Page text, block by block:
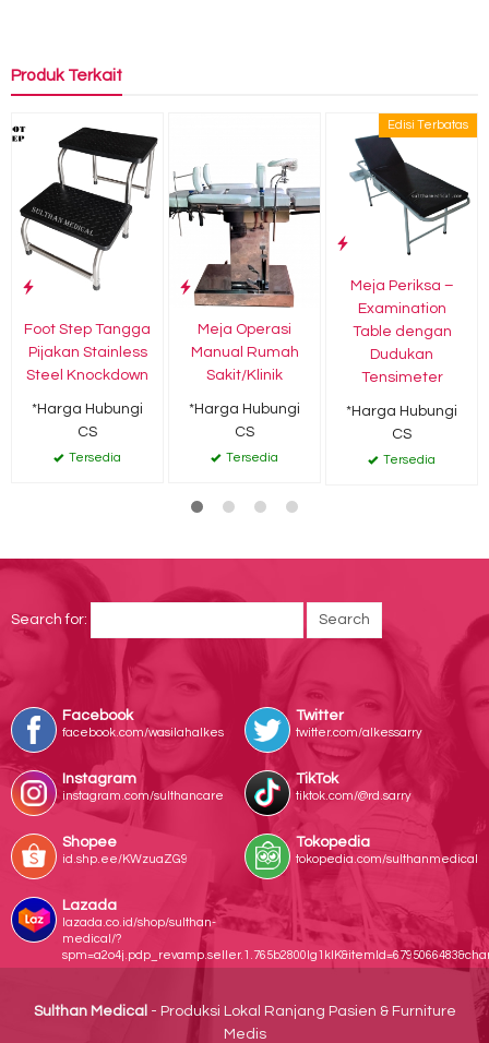
Produk Terkait
Foot Step Tangga
Pijakan Stainless
Steel Knockdown
*Harga Hubungi
CS
Tersedia
Meja Operasi
Manual Rumah
Sakit/Klinik
*Harga Hubungi
CS
Tersedia
Edisi Terbatas
Meja Periksa –
Examination
Table dengan
Dudukan
Tensimeter
*Harga Hubungi
CS
Tersedia
Search for:
Facebook
facebook.com/wasilahalkes
Twitter
twitter.com/alkessarry
Instagram
instagram.com/sulthancare
TikTok
tiktok.com/@rd.sarry
Shopee
id.shp.ee/KWzuaZG9
Tokopedia
tokopedia.com/sulthanmedical
Lazada
lazada.co.id/shop/sulthan-
medical/?
Sulthan Medical - Produksi Lokal Ranjang Pasien & Furniture
Medis